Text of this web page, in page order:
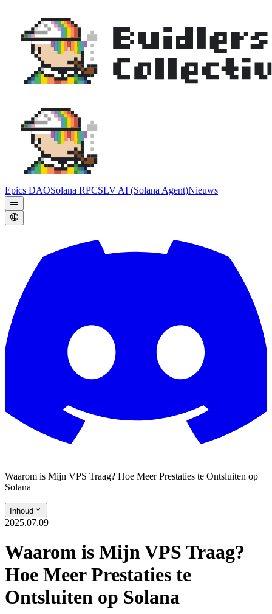
Epics DAOSolana RPCSLV AI (Solana Agent)Nieuws
Waarom is Mijn VPS Traag? Hoe Meer Prestaties te Ontsluiten op
Solana
Inhoud
2025.07.09
Waarom is Mijn VPS Traag?
Hoe Meer Prestaties te
Ontsluiten op Solana